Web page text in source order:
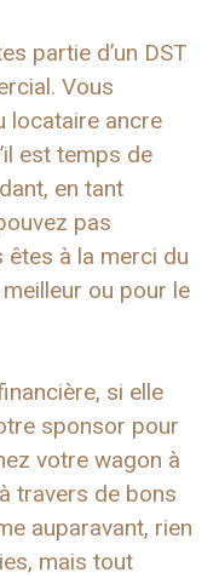
partie d’un DST
Vous
locataire ancre
est temps de
en tant
pas
à la merci du
ou pour le
si elle
sponsor pour
votre wagon à
travers de bons
auparavant, rien
mais tout